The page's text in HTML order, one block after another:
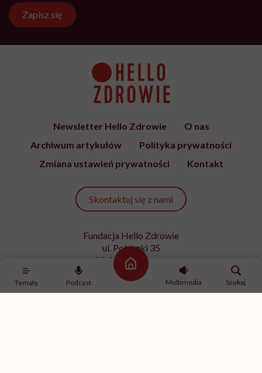
Tematy Podcast
Strona główna
Multimedia
Szukaj
Zapisz się
Newsletter Hello Zdrowie
O nas
Archiwum artykułów
Polityka prywatności
Zmiana ustawień prywatności
Kontakt
Skontaktuj się z nami
Fundacja Hello Zdrowie
ul. Poleczki 35
02-822 Warszawa
NIP 9512613236
Kontakt z redakcją